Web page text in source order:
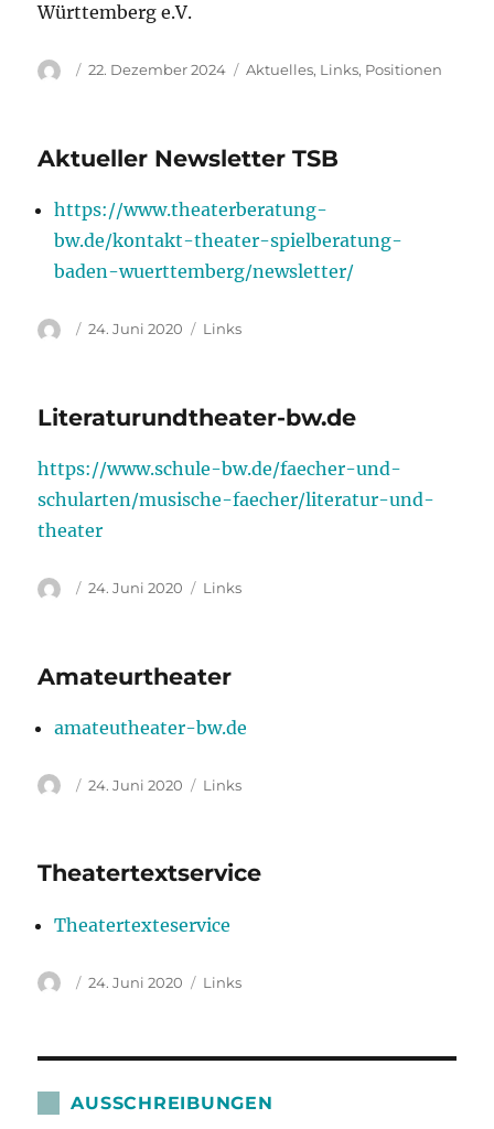
Württemberg e.V.
Autor
Veröffentlicht
22. Dezember 2024 Kategorien
Aktuelles, Links, Positionen
Aktueller Newsletter TSB
https://www.theaterberatung-
bw.de/kontakt-theater-spielberatung-
baden-wuerttemberg/newsletter/
Autor
Veröffentlicht
24. Juni 2020 Kategorien
Links
Literaturundtheater-bw.de
https://www.schule-bw.de/faecher-und-
schularten/musische-faecher/literatur-und-
theater
Autor
Veröffentlicht
24. Juni 2020 Kategorien
Links
Amateurtheater
amateutheater-bw.de
Autor
Veröffentlicht
24. Juni 2020 Kategorien
Links
Theatertextservice
Theatertexteservice
Autor
Veröffentlicht
24. Juni 2020 Kategorien
Links
AUSSCHREIBUNGEN